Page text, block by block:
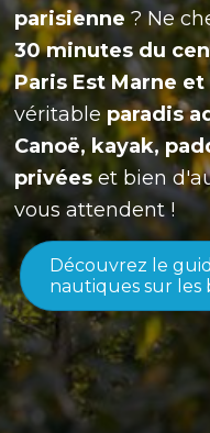
parisienne ? Ne
30 minutes du
Paris Est Marne et
véritable paradis
Canoë, kayak,
privées et bien
vous attendent !
Découvrez le
nautiques sur les